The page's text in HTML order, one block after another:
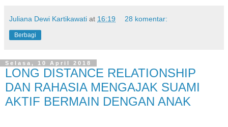
Juliana Dewi Kartikawati at 16:19 28 komentar:
Berbagi
Selasa, 10 April 2018
LONG DISTANCE RELATIONSHIP
DAN RAHASIA MENGAJAK SUAMI
AKTIF BERMAIN DENGAN ANAK